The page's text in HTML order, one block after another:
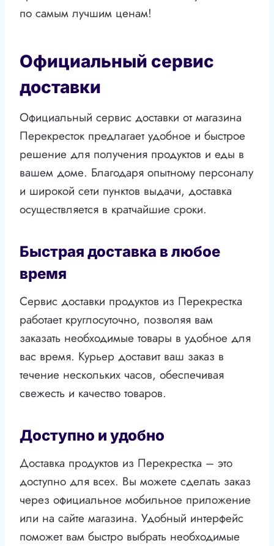
по самым лучшим ценам!
Официальный сервис
доставки
Официальный сервис доставки от магазина
Перекресток предлагает удобное и быстрое
решение для получения продуктов и еды в
вашем доме. Благодаря опытному персоналу
и широкой сети пунктов выдачи, доставка
осуществляется в кратчайшие сроки.
Быстрая доставка в любое
время
Сервис доставки продуктов из Перекрестка
работает круглосуточно, позволяя вам
заказать необходимые товары в удобное для
вас время. Курьер доставит ваш заказ в
течение нескольких часов, обеспечивая
свежесть и качество товаров.
Доступно и удобно
Доставка продуктов из Перекрестка – это
доступно для всех. Вы можете сделать заказ
через официальное мобильное приложение
или на сайте магазина. Удобный интерфейс
поможет вам быстро выбрать необходимые